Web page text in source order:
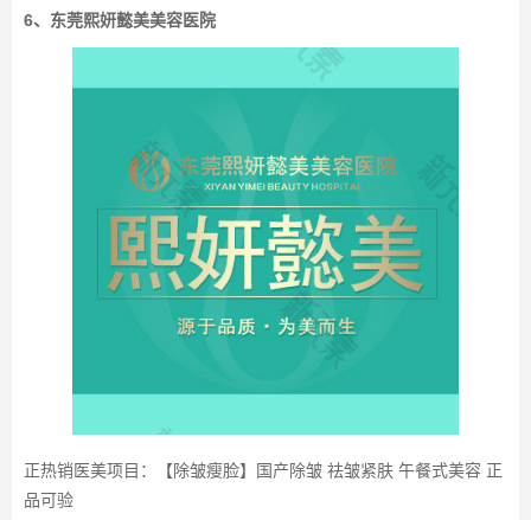
6、东莞熙妍懿美美容医院
正热销医美项目：【除皱瘦脸】国产除皱 祛皱紧肤 午餐式美容 正
品可验